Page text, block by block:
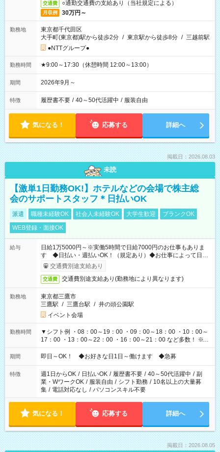
交通費 ○通勤交通費の支給あり（当社規定による）
月収例 30万円～
勤務地
東京都千代田区
大手町(東京都)駅から徒歩2分 / 東京駅から徒歩8分 / 三越前駅
●NTTグループ●
勤務時間 ★9:00～17:30（休憩時間 12:00～13:00）
期間 2026年9月～
特徴 履歴書不要 / 40～50代活躍中 / 服装自由
気になる！ 応募する 詳細へ
掲載日：2026.08.03
未読
【激単1日勤務OK!】ホテルなどの会場で株主総
会のサポートスタッフ＊日払いOK
派遣 職種未経験OK 社会人未経験OK 大学生歓迎
ブランクOK
WEB登録・面接OK
給与
日給1万5000円～※実働5時間で日給7000円のお仕事もありま
す ◆日払い・週払いOK！（規定あり）◆お仕事によって日給
も異なります
交通費別途支給あり
交通費 交通費別途支給あり(勤務地により異なります)
勤務地
東京都三鷹市
三鷹駅 / 三鷹台駅 / 井の頭公園駅
イベント会場
勤務時間
▼シフト例 ・08：00～19：00 ・09：00～18：00 ・10：00～
17：00 ・13：00～22：00 ・16：00～21：00 など多数！ ※お
仕事により勤務時間が異なります
期間 即日～OK！ ◆お好きな日1日～働けます ◆急募
特徴 週1日からOK / 日払いOK / 履歴書不要 / 40～50代活躍中 / 副
業・WワークOK / 服装自由 / シフト勤務 / 10名以上の大量募
集 / 電話対応なし / パソコンスキル不要
気になる！ 応募する 詳細へ
掲載日：2026.08.05